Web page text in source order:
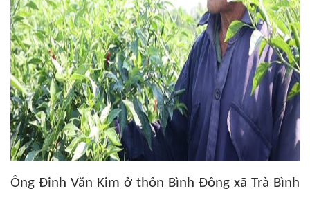
Ông Đinh Văn Kim ở thôn Bình Đông xã Trà Bình